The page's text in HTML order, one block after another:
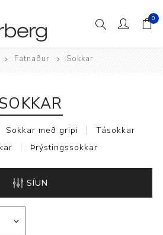
0
Fatnaður Sokkar
Sokkar með gripi
Tásokkar
Þrýstingssokkar
SÍUN